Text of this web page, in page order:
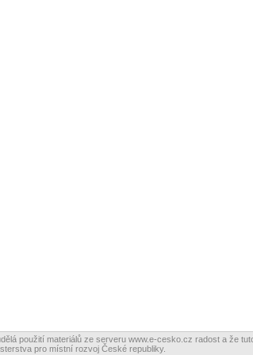
použití materiálů ze serveru www.e-cesko.cz radost a že
pro místní rozvoj České republiky.